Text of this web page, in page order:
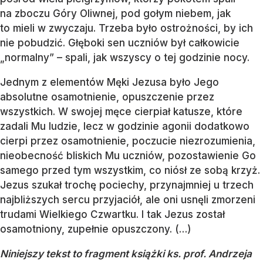
na zboczu Góry Oliwnej, pod gołym niebem, jak
to mieli w zwyczaju. Trzeba było ostrożności, by ich
nie pobudzić. Głęboki sen uczniów był całkowicie
„normalny” – spali, jak wszyscy o tej godzinie nocy.
Jednym z elementów Męki Jezusa było Jego
absolutne osamotnienie, opuszczenie przez
wszystkich. W swojej męce cierpiał katusze, które
zadali Mu ludzie, lecz w godzinie agonii dodatkowo
cierpi przez osamotnienie, poczucie niezrozumienia,
nieobecność bliskich Mu uczniów, pozostawienie Go
samego przed tym wszystkim, co niósł ze sobą krzyż.
Jezus szukał trochę pociechy, przynajmniej u trzech
najbliższych sercu przyjaciół, ale oni usnęli zmorzeni
trudami Wielkiego Czwartku. I tak Jezus został
osamotniony, zupełnie opuszczony. (…)
Niniejszy tekst to fragment książki ks. prof. Andrzeja